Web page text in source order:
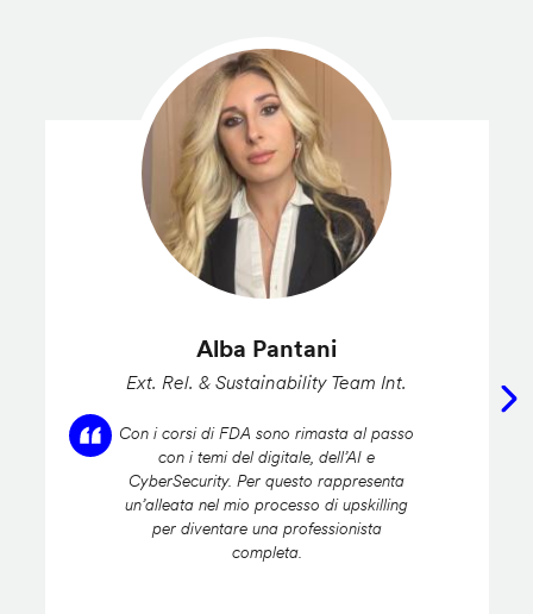
Alba Pantani
Ext. Rel. & Sustainability Team Int.
Con i corsi di FDA sono rimasta al passo
con i temi del digitale, dell’AI e
CyberSecurity. Per questo rappresenta
un’alleata nel mio processo di upskilling
per diventare una professionista
completa.